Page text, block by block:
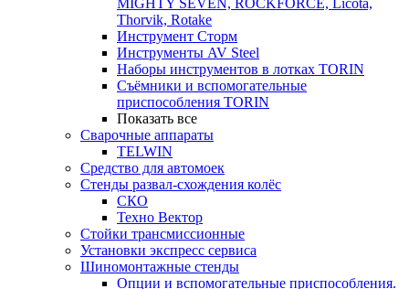
MIGHTY SEVEN, ROCKFORCE, Licota,
Thorvik, Rotake
Инструмент Сторм
Инструменты AV Steel
Наборы инструментов в лотках TORIN
Съёмники и вспомогательные
приспособления TORIN
Показать все
Сварочные аппараты
TELWIN
Средство для автомоек
Стенды развал-схождения колёс
СКО
Техно Вектор
Стойки трансмиссионные
Установки экспресс сервиса
Шиномонтажные стенды
Опции и вспомогательные приспособления.